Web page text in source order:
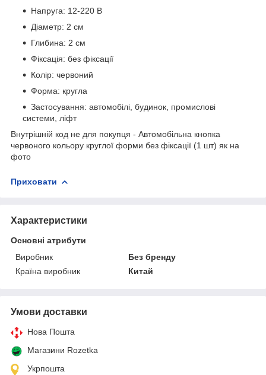
Напруга: 12-220 В
Діаметр: 2 см
Глибина: 2 см
Фіксація: без фіксації
Колір: червоний
Форма: кругла
Застосування: автомобілі, будинок, промислові
системи, ліфт
Внутрішній код не для покупця - Автомобільна кнопка
червоного кольору круглої форми без фіксації (1 шт) як на
фото
Приховати
Характеристики
Основні атрибути
Виробник
Без бренду
Країна виробник
Китай
Умови доставки
Нова Пошта
Магазини Rozetka
Укрпошта